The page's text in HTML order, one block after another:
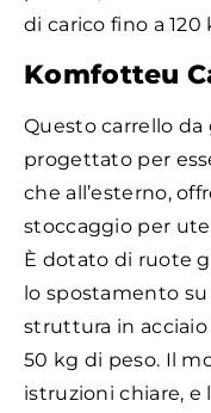
di carico fino a 120
Komfotteu
Questo carrello
progettato per
che all’esterno,
stoccaggio per
È dotato di ruote
lo spostamento
struttura in
50 kg di peso. Il
istruzioni chiare, e